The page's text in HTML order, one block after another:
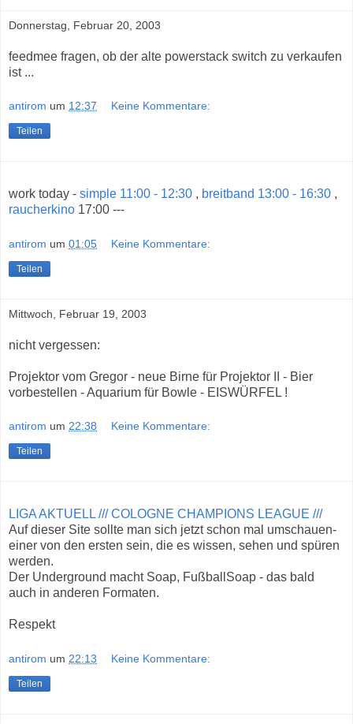
Donnerstag, Februar 20, 2003
feedmee fragen, ob der alte powerstack switch zu verkaufen
ist ...
antirom um 12:37 Keine Kommentare:
Teilen
work today - simple 11:00 - 12:30 , breitband 13:00 - 16:30 ,
raucherkino 17:00 ---
antirom um 01:05 Keine Kommentare:
Teilen
Mittwoch, Februar 19, 2003
nicht vergessen:
Projektor vom Gregor - neue Birne für Projektor II - Bier
vorbestellen - Aquarium für Bowle - EISWÜRFEL !
antirom um 22:38 Keine Kommentare:
Teilen
LIGA AKTUELL /// COLOGNE CHAMPIONS LEAGUE ///
Auf dieser Site sollte man sich jetzt schon mal umschauen-
einer von den ersten sein, die es wissen, sehen und spüren
werden.
Der Underground macht Soap, FußballSoap - das bald
auch in anderen Formaten.
Respekt
antirom um 22:13 Keine Kommentare:
Teilen